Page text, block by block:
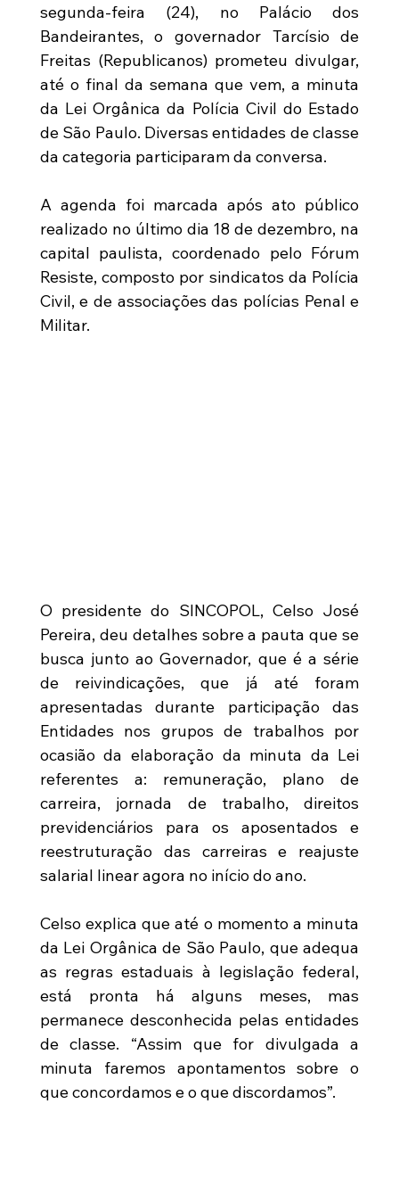
segunda-feira (24), no Palácio dos
Bandeirantes, o governador Tarcísio de
Freitas (Republicanos) prometeu divulgar,
até o final da semana que vem, a minuta
da Lei Orgânica da Polícia Civil do Estado
de São Paulo. Diversas entidades de classe
da categoria participaram da conversa.
A agenda foi marcada após ato público
realizado no último dia 18 de dezembro, na
capital paulista, coordenado pelo Fórum
Resiste, composto por sindicatos da Polícia
Civil, e de associações das polícias Penal e
Militar.
O presidente do SINCOPOL, Celso José
Pereira, deu detalhes sobre a pauta que se
busca junto ao Governador, que é a série
de reivindicações, que já até foram
apresentadas durante participação das
Entidades nos grupos de trabalhos por
ocasião da elaboração da minuta da Lei
referentes a: remuneração, plano de
carreira, jornada de trabalho, direitos
previdenciários para os aposentados e
reestruturação das carreiras e reajuste
salarial linear agora no início do ano.
Celso explica que até o momento a minuta
da Lei Orgânica de São Paulo, que adequa
as regras estaduais à legislação federal,
está pronta há alguns meses, mas
permanece desconhecida pelas entidades
de classe. “Assim que for divulgada a
minuta faremos apontamentos sobre o
que concordamos e o que discordamos”.